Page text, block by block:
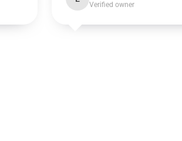
Verified owner